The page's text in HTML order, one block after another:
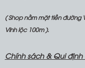
( Shop nằm mặt tiền đường
Vĩnh lộc 100m ).
Chính sách &Qui định